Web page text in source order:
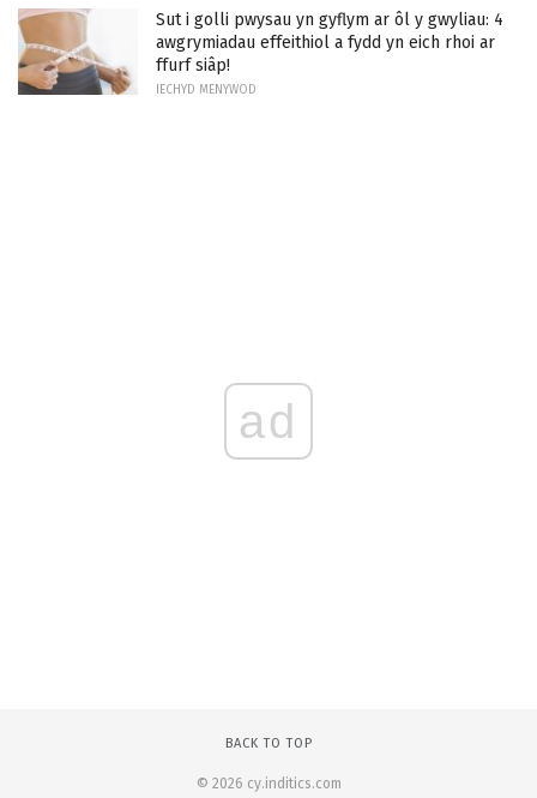
Sut i golli pwysau yn gyflym ar ôl y gwyliau: 4
awgrymiadau effeithiol a fydd yn eich rhoi ar
ffurf siâp!
IECHYD MENYWOD
ad
BACK TO TOP
© 2026 cy.inditics.com